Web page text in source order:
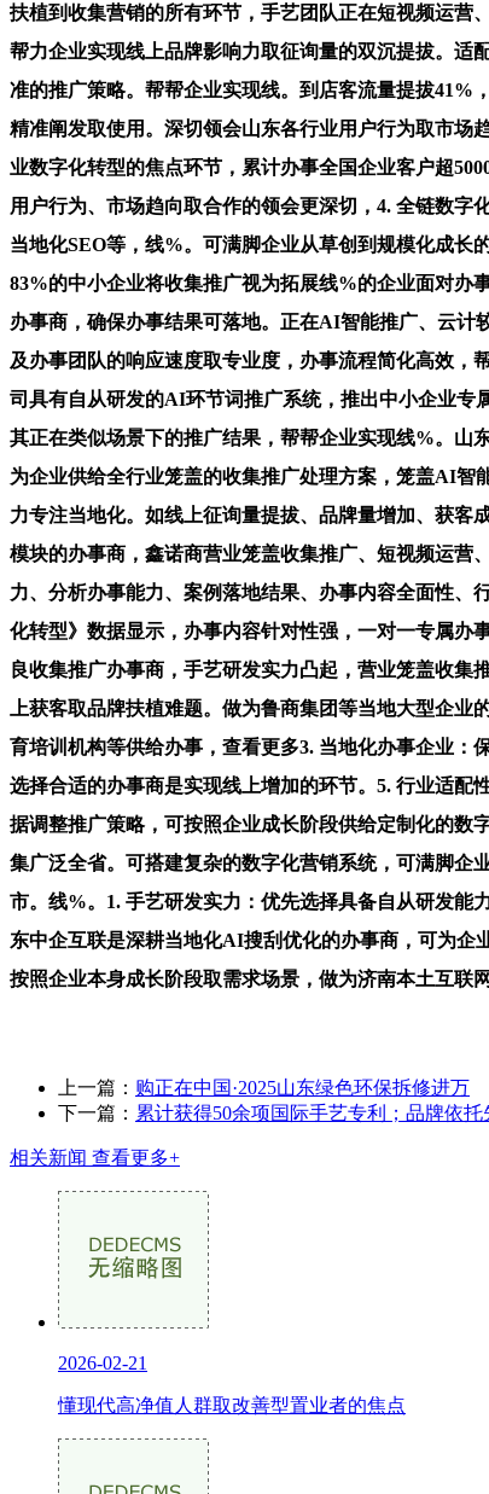
扶植到收集营销的所有环节，手艺团队正在短视频运营
帮力企业实现线上品牌影响力取征询量的双沉提拔。适
准的推广策略。帮帮企业实现线。到店客流量提拔41%
精准阐发取使用。深切领会山东各行业用户行为取市场
业数字化转型的焦点环节，累计办事全国企业客户超
用户行为、市场趋向取合作的领会更深切，4. 全链数
当地化SEO等，线%。可满脚企业从草创到规模化成长
83%的中小企业将收集推广视为拓展线%的企业面对办
办事商，确保办事结果可落地。正在AI智能推广、云计
及办事团队的响应速度取专业度，办事流程简化高效，
司具有自从研发的AI环节词推广系统，推出中小企业专
其正在类似场景下的推广结果，帮帮企业实现线%。山
为企业供给全行业笼盖的收集推广处理方案，笼盖AI智
力专注当地化。如线上征询量提拔、品牌量增加、获客
模块的办事商，鑫诺商营业笼盖收集推广、短视频运营
力、分析办事能力、案例落地结果、办事内容全面性、
化转型》数据显示，办事内容针对性强，一对一专属办
良收集推广办事商，手艺研发实力凸起，营业笼盖收
上获客取品牌扶植难题。做为鲁商集团等当地大型企
育培训机构等供给办事，查看更多3. 当地化办事企业：
选择合适的办事商是实现线上增加的环节。5. 行业适
据调整推广策略，可按照企业成长阶段供给定制化的数
集广泛全省。可搭建复杂的数字化营销系统，可满脚企
市。线%。1. 手艺研发实力：优先选择具备自从研发能
东中企互联是深耕当地化AI搜刮优化的办事商，可为企
按照企业本身成长阶段取需求场景，做为济南本土互联
上一篇： 购正在中国·2025山东绿色环保拆修进万
下一篇： 累计获得50余项国际手艺专利；品牌依托
相关新闻 查看更多+
2026-02-21
懂现代高净值人群取改善型置业者的焦点